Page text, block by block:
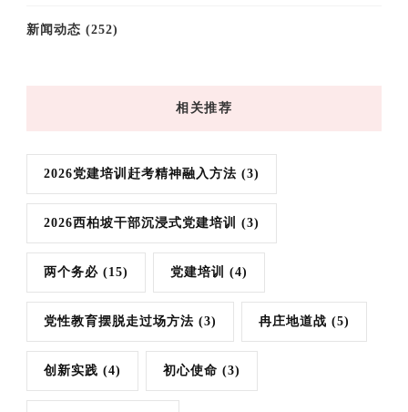
新闻动态 (252)
相关推荐
2026党建培训赶考精神融入方法 (3)
2026西柏坡干部沉浸式党建培训 (3)
两个务必 (15) 党建培训 (4)
党性教育摆脱走过场方法 (3) 冉庄地道战 (5)
创新实践 (4) 初心使命 (3)